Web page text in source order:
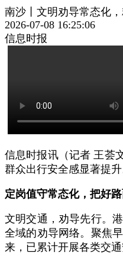
南沙丨文明劝导常态化
2026-07-08 16:25:06
信息时报
信息时报讯（记者 王荟
群众出行安全感显著提升
定岗值守常态化，把好
文明交通，劝导先行。
全域的劝导网络。聚焦
来，已累计开展各类交